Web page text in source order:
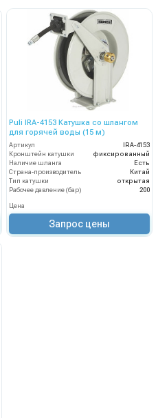
Puli IRA-4153 Катушка со шлангом
для горячей воды (15 м)
Артикул
IRA-4153
Кронштейн катушки
фиксированный
Наличие шланга
Есть
Страна-производитель
Китай
Тип катушки
открытая
Рабочее давление (бар)
200
Цена
Запрос цены